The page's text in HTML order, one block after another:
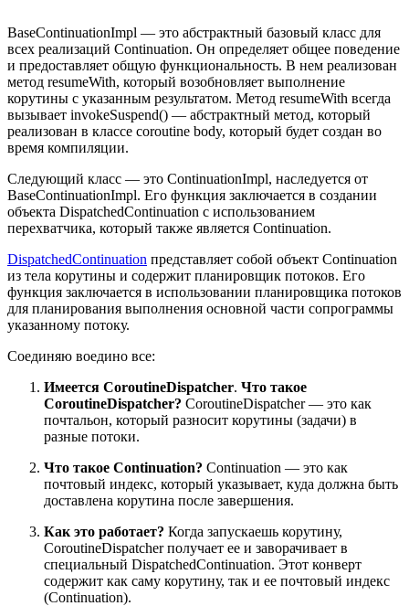
BaseContinuationImpl — это абстрактный базовый класс для
всех реализаций Continuation. Он определяет общее поведение
и предоставляет общую функциональность. В нем реализован
метод resumeWith, который возобновляет выполнение
корутины с указанным результатом. Метод resumeWith всегда
вызывает invokeSuspend() — абстрактный метод, который
реализован в классе coroutine body, который будет создан во
время компиляции.
Следующий класс — это ContinuationImpl, наследуется от
BaseContinuationImpl. Его функция заключается в создании
объекта DispatchedContinuation с использованием
перехватчика, который также является Continuation.
DispatchedContinuation представляет собой объект Continuation
из тела корутины и содержит планировщик потоков. Его
функция заключается в использовании планировщика потоков
для планирования выполнения основной части сопрограммы
указанному потоку.
Соединяю воедино все:
Имеется CoroutineDispatcher. Что такое
CoroutineDispatcher? CoroutineDispatcher — это как
почтальон, который разносит корутины (задачи) в
разные потоки.
Что такое Continuation? Continuation — это как
почтовый индекс, который указывает, куда должна быть
доставлена корутина после завершения.
Как это работает? Когда запускаешь корутину,
CoroutineDispatcher получает ее и заворачивает в
специальный DispatchedContinuation. Этот конверт
содержит как саму корутину, так и ее почтовый индекс
(Continuation).